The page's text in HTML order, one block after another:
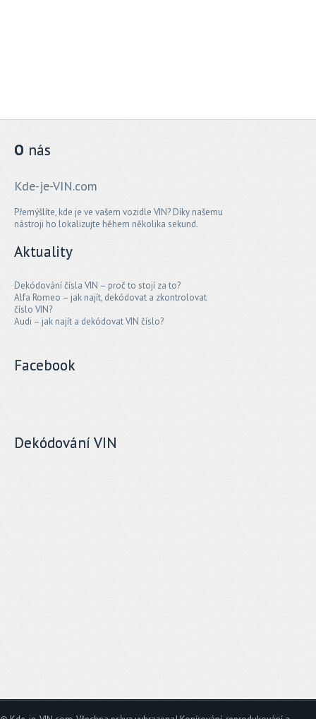
O nás
Kde-je-VIN.com
Přemýšlíte, kde je ve vašem vozidle VIN? Díky našemu
nástroji ho lokalizujte hěhem několika sekund.
Aktuality
Dekódování čísla VIN – proč to stojí za to?
Alfa Romeo – jak najít, dekódovat a zkontrolovat
číslo VIN?
Audi – jak najít a dekódovat VIN číslo?
Facebook
Dekódování VIN